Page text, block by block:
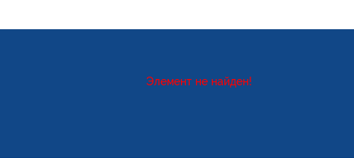
Элемент не найден!